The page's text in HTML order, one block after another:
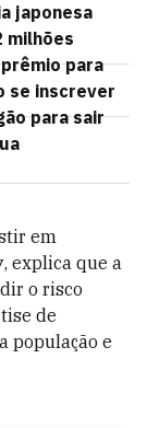
japonesa
milhões
para
se inscrever
para sair
em
, explica que a
o risco
de
população e